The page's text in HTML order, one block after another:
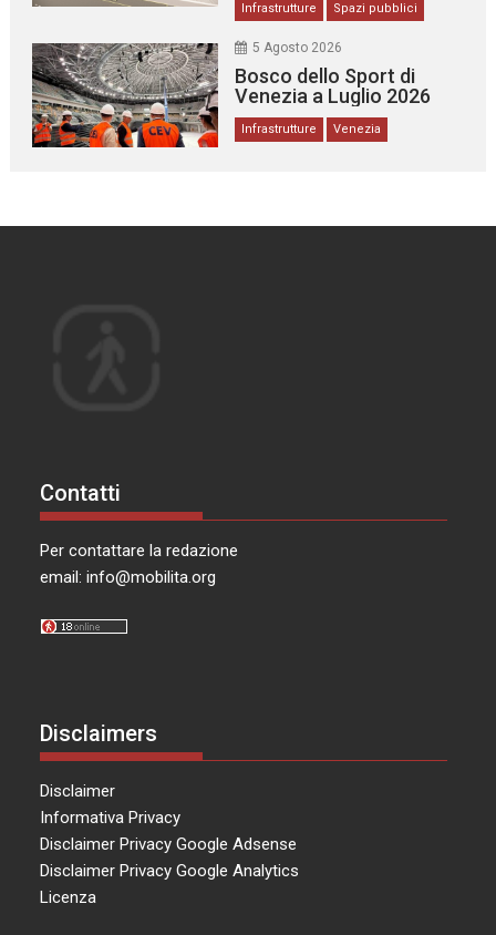
Infrastrutture Spazi pubblici
5 Agosto 2026
Bosco dello Sport di
Venezia a Luglio 2026
Infrastrutture Venezia
Contatti
Per contattare la redazione
email:info@mobilita.org
Disclaimers
Disclaimer
Informativa Privacy
Disclaimer Privacy Google Adsense
Disclaimer Privacy Google Analytics
Licenza